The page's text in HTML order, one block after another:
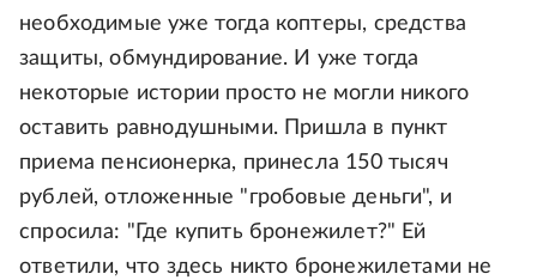
необходимые уже тогда коптеры, средства
защиты, обмундирование. И уже тогда
некоторые истории просто не могли никого
оставить равнодушными. Пришла в пункт
приема пенсионерка, принесла 150 тысяч
рублей, отложенные "гробовые деньги", и
спросила: "Где купить бронежилет?" Ей
ответили, что здесь никто бронежилетами не